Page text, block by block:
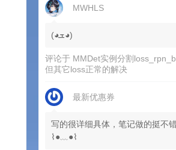
MWHLS
(◕ܫ◕)
评论于 MMDet实例分割
但其它loss正常的解决
最新优惠券
写的很详细具体，笔记做的挺不
⌇●﹏●⌇